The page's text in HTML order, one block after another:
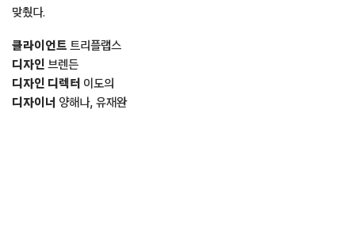
맞췄다.
클라이언트 트리플랩스
디자인 브렌든
디자인 디렉터 이도의
디자이너 양해나, 유재완